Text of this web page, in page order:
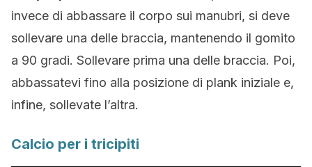
invece di abbassare il corpo sui manubri, si deve
sollevare una delle braccia, mantenendo il gomito
a 90 gradi. Sollevare prima una delle braccia. Poi,
abbassatevi fino alla posizione di plank iniziale e,
infine, sollevate l’altra.
Calcio per i tricipiti